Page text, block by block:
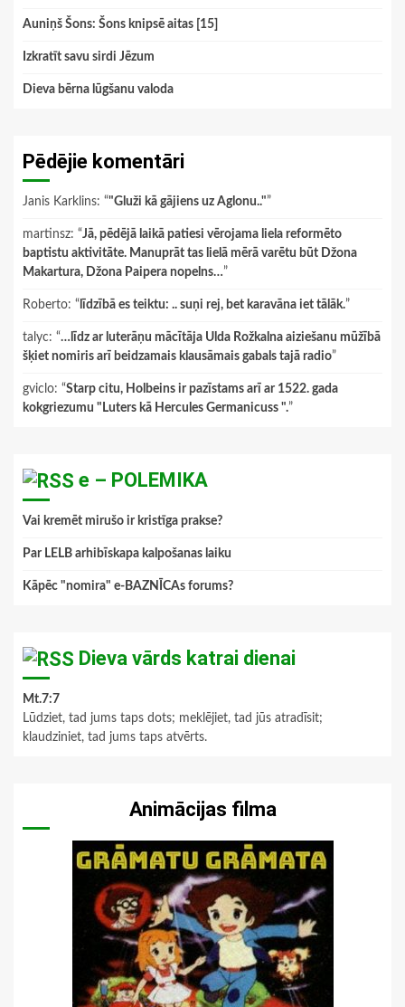
Auniņš Šons: Šons knipsē aitas [15]
Izkratīt savu sirdi Jēzum
Dieva bērna lūgšanu valoda
Pēdējie komentāri
Janis Karklins: “"Gluži kā gājiens uz Aglonu.."”
martinsz: “Jā, pēdējā laikā patiesi vērojama liela reformēto
baptistu aktivitāte. Manuprāt tas lielā mērā varētu būt Džona
Makartura, Džona Paipera nopelns…”
Roberto: “ līdzībā es teiktu: .. suņi rej, bet karavāna iet tālāk.”
talyc: “…līdz ar luterāņu mācītāja Ulda Rožkalna aiziešanu mūžībā
šķiet nomiris arī beidzamais klausāmais gabals tajā radio”
gviclo: “Starp citu, Holbeins ir pazīstams arī ar 1522. gada
kokgriezumu "Luters kā Hercules Germanicuss ".”
e – POLEMIKA
Vai kremēt mirušo ir kristīga prakse?
Par LELB arhibīskapa kalpošanas laiku
Kāpēc "nomira" e-BAZNĪCAs forums?
Dieva vārds katrai dienai
Mt.7:7
Lūdziet, tad jums taps dots; meklējiet, tad jūs atradīsit;
klaudziniet, tad jums taps atvērts.
Animācijas filma